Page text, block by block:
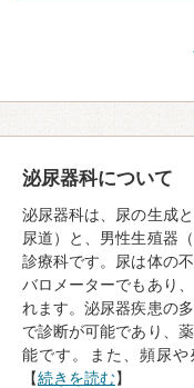
泌尿器科について
泌尿器科は、尿の生成
尿道）と、男性生殖器
診療科です。尿は体の
バロメーターでもあり
れます。泌尿器疾患の
で診断が可能であり、
能です。また、頻尿
【続きを読む】